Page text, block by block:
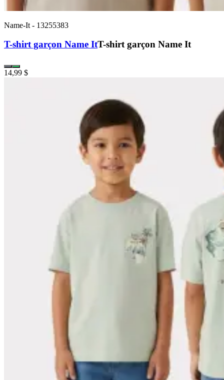
Name-It - 13255383
T-shirt garçon Name ItT-shirt garçon Name It
14,99 $